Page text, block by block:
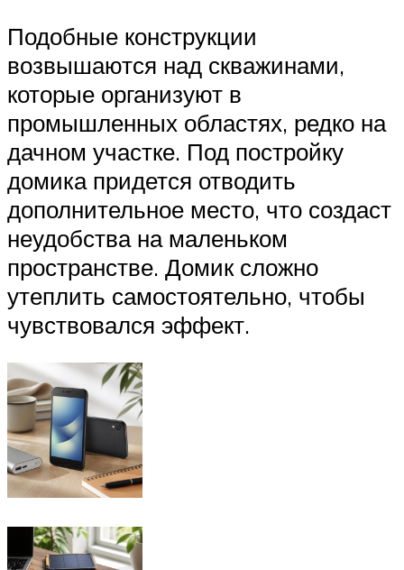
Подобные конструкции
возвышаются над скважинами,
которые организуют в
промышленных областях, редко на
дачном участке. Под постройку
домика придется отводить
дополнительное место, что создаст
неудобства на маленьком
пространстве. Домик сложно
утеплить самостоятельно, чтобы
чувствовался эффект.